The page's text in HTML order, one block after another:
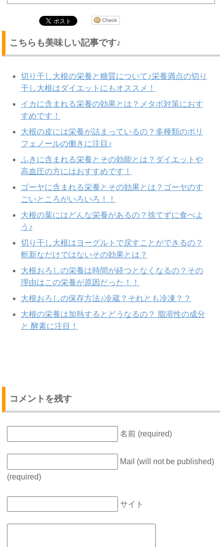
こちらも美味しい記事です♪
切り干し大根の栄養と糖質について♪栄養満点の切り
干し大根はダイエットにもオススメ！
イカに含まれる栄養の効果とは？メタボ対策におす
すめです！
大根の皮には栄養が詰まっているの？多種類のポリ
フェノールの働きに注目♪
ふきに含まれる栄養とその効能とは？ダイエットや
高血圧の方にはおすすめです！
ゴーヤに含まれる栄養とその効果とは？ゴーヤのす
ごいところがいろいろ！！
大根の葉にはどんな栄養があるの？捨てずに食べよ
う♪
切り干し大根はヨーグルトで戻すことができるの？
斬新なだけではないその効果とは？
大根おろしの栄養は時間が経つとなくなるの？その
理由はこの栄養が原因だった！！
大根おろしの保存方法♪冷蔵？それとも冷凍？？
大根の栄養は加熱するとどうなるの？ 脂溶性の成分
と 酵素に注目！
コメントを残す
名前 (required)
Mail (will not be published)
(required)
サイト